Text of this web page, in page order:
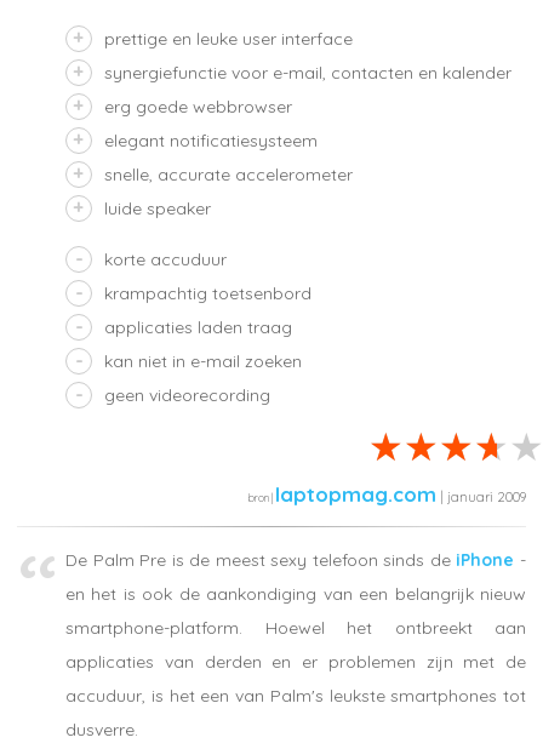
prettige en leuke user interface
synergiefunctie voor e-mail, contacten en kalender
erg goede webbrowser
elegant notificatiesysteem
snelle, accurate accelerometer
luide speaker
korte accuduur
krampachtig toetsenbord
applicaties laden traag
kan niet in e-mail zoeken
geen videorecording
laptopmag.com | januari 2009
De Palm Pre is de meest sexy telefoon sinds de iPhone -
en het is ook de aankondiging van een belangrijk nieuw
smartphone-platform. Hoewel het ontbreekt aan
applicaties van derden en er problemen zijn met de
accuduur, is het een van Palm's leukste smartphones tot
dusverre.